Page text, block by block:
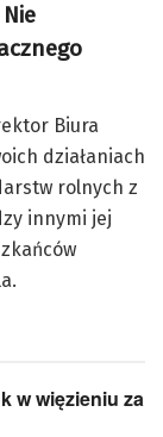
Biura
działaniach
rolnych z
innymi jej
w więzieniu za